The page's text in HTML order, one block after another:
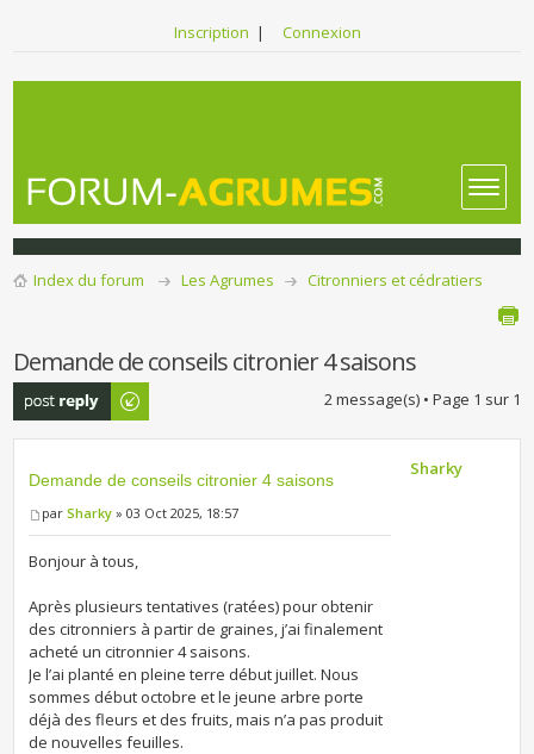
Inscription | Connexion
Index du forum Les Agrumes Citronniers et cédratiers
Demande de conseils citronier 4 saisons
Publier une
réponse
2 message(s) • Page 1 sur 1
Demande de conseils citronier 4 saisons
parSharky » 03 Oct 2025, 18:57
Bonjour à tous,
Après plusieurs tentatives (ratées) pour obtenir
des citronniers à partir de graines, j’ai finalement
acheté un citronnier 4 saisons.
Je l’ai planté en pleine terre début juillet. Nous
sommes début octobre et le jeune arbre porte
déjà des fleurs et des fruits, mais n’a pas produit
de nouvelles feuilles.
Sharky